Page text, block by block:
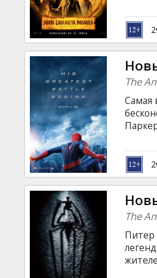
B2B
Клуб
с
The
Самая
куда
все
The
Питер